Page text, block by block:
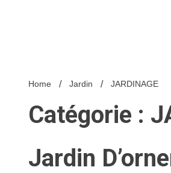
Home Jardin JARDINAGE
Catégorie :
Jardin